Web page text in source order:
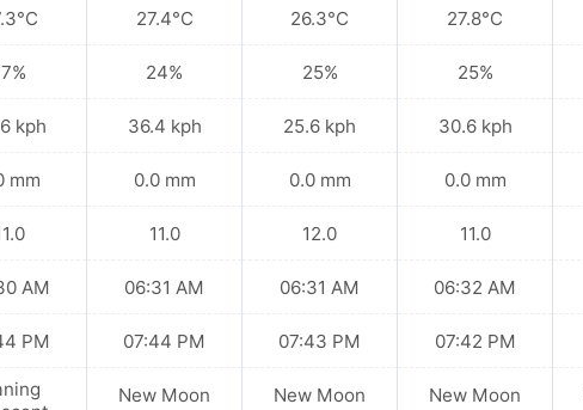
kph
mm
AM
PM
27.4°C
24%
36.4 kph
0.0 mm
11.0
06:31 AM
07:44 PM
New Moon
26.3°C
25%
25.6 kph
0.0 mm
12.0
06:31 AM
07:43 PM
New Moon
27.8°C
25%
30.6 kph
0.0 mm
11.0
06:32 AM
07:42 PM
New Moon